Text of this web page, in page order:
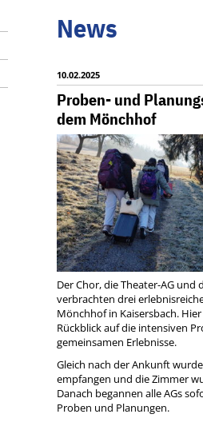
News
10.02.2025
Proben- und
dem Mönchhof
Der Chor, die Theater-AG und
verbrachten drei
Mönchhof in Kaisersbach.
Rückblick auf die intensiven
gemeinsamen Erlebnisse.
Gleich nach der Ankunft
empfangen und die Zimmer
Danach begannen alle AGs
Proben und Planungen.